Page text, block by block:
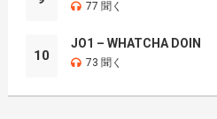
77 聞く
10
JO1 – WHATCHA DOIN
73 聞く